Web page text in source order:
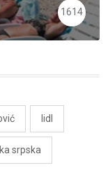
1614
lidl
srpska